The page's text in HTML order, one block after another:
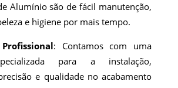
Alumínio são de fácil manutenção,
e higiene por mais tempo.
: Contamos com uma
para a instalação,
e qualidade no acabamento